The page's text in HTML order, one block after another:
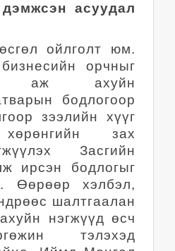
асуудал
ойлголт юм.
орчныг
аж ахуйн
бодлогоор
зээлийн хүүг
зах
Засгийн
ирсэн бодлогыг
Өөрөөр хэлбэл,
шалтгаалан
нэгжүүд өсч
тэлэхэд